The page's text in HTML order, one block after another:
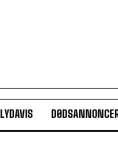
LYDAVIS